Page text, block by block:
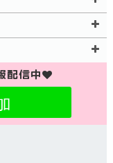
配信中